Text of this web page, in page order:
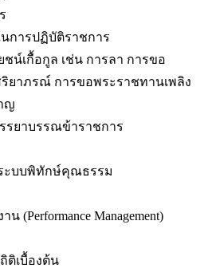
นการปฏิบัติราชการ
น์เกื้อกูล เช่น การลา การขอ
ยาภรณ์ การขอพระราชทานเพลิง
ญ
รยาบรรณข้าราชการ
ะบบพิทักษ์คุณธรรม
(Performance Management)
ติเบื้องต้น